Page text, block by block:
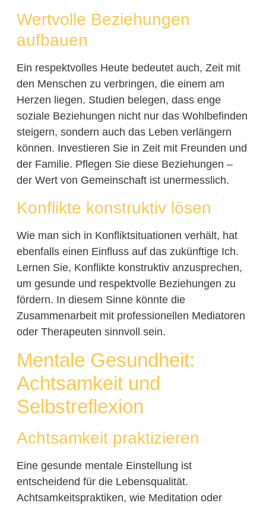
Wertvolle Beziehungen
aufbauen
Ein respektvolles Heute bedeutet auch, Zeit mit
den Menschen zu verbringen, die einem am
Herzen liegen. Studien belegen, dass enge
soziale Beziehungen nicht nur das Wohlbefinden
steigern, sondern auch das Leben verlängern
können. Investieren Sie in Zeit mit Freunden und
der Familie. Pflegen Sie diese Beziehungen –
der Wert von Gemeinschaft ist unermesslich.
Konflikte konstruktiv lösen
Wie man sich in Konfliktsituationen verhält, hat
ebenfalls einen Einfluss auf das zukünftige Ich.
Lernen Sie, Konflikte konstruktiv anzusprechen,
um gesunde und respektvolle Beziehungen zu
fördern. In diesem Sinne könnte die
Zusammenarbeit mit professionellen Mediatoren
oder Therapeuten sinnvoll sein.
Mentale Gesundheit:
Achtsamkeit und
Selbstreflexion
Achtsamkeit praktizieren
Eine gesunde mentale Einstellung ist
entscheidend für die Lebensqualität.
Achtsamkeitspraktiken, wie Meditation oder